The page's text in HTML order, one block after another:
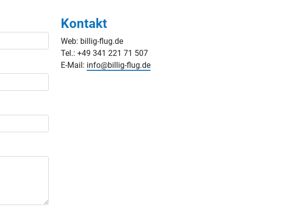
Kontakt
Web: billig-flug.de
Tel.: +49 341 221 71 507
E-Mail: info@billig-flug.de